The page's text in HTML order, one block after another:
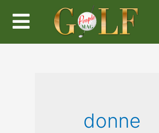
donne